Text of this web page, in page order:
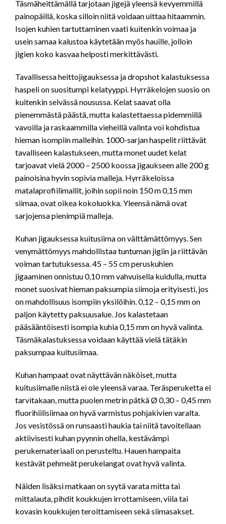
Täsmäheittämällä tarjotaan jigejä yleensä kevyemmillä
painopäillä, koska silloin niitä voidaan uittaa hitaammin.
Isojen kuhien tartuttaminen vaati kuitenkin voimaa ja
usein samaa kalustoa käytetään myös hauille, jolloin
jigien koko kasvaa helposti merkittävästi.
Tavallisessa heittojigauksessa ja dropshot kalastuksessa
haspeli on suositumpi kelatyyppi. Hyrräkelojen suosio on
kuitenkin selvässä nousussa. Kelat saavat olla
pienemmästä päästä, mutta kalastettaessa pidemmillä
vavoilla ja raskaammilla vieheillä valinta voi kohdistua
hieman isompiin malleihin. 1000-sarjan haspelit riittävät
tavalliseen kalastukseen, mutta monet uudet kelat
tarjoavat vielä 2000 – 2500 koossa jigaukseen alle 200 g
painoisina hyvin sopivia malleja. Hyrräkeloissa
matalaprofiilimallit, joihin sopii noin 150 m 0,15 mm
siimaa, ovat oikea kokoluokka. Yleensä nämä ovat
sarjojensa pienimpiä malleja.
Kuhan jigauksessa kuitusiima on välttämättömyys. Sen
venymättömyys mahdollistaa tuntuman jigiin ja riittävän
voiman tartutuksessa. 45 – 55 cm peruskuhien
jigaaminen onnistuu 0,10 mm vahvuisella kuidulla, mutta
monet suosivat hieman paksumpia siimoja erityisesti, jos
on mahdollisuus isompiin yksilöihin. 0,12 – 0,15 mm on
paljon käytetty paksuusalue. Jos kalastetaan
pääsääntöisesti isompia kuhia 0,15 mm on hyvä valinta.
Täsmäkalastuksessa voidaan käyttää vielä tätäkin
paksumpaa kuitusiimaa.
Kuhan hampaat ovat näyttävän näköiset, mutta
kuitusiimalle niistä ei ole yleensä varaa. Teräsperuketta ei
tarvitakaan, mutta puolen metrin pätkä Ø 0,30 – 0,45 mm
fluorihiilisiimaa on hyvä varmistus pohjakivien varalta.
Jos vesistössä on runsaasti haukia tai niitä tavoitellaan
aktiivisesti kuhan pyynnin ohella, kestävämpi
perukemateriaali on perusteltu. Hauen hampaita
kestävät pehmeät perukelangat ovat hyvä valinta.
Näiden lisäksi matkaan on syytä varata mitta tai
mittalauta, pihdit koukkujen irrottamiseen, viila tai
kovasin koukkujen teroittamiseen sekä siimasakset.